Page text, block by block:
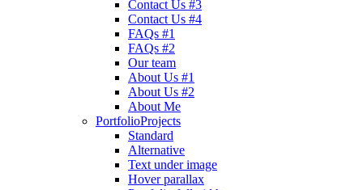
Contact Us #3
Contact Us #4
FAQs #1
FAQs #2
Our team
About Us #1
About Us #2
About Me
PortfolioProjects
Standard
Alternative
Text under image
Hover parallax